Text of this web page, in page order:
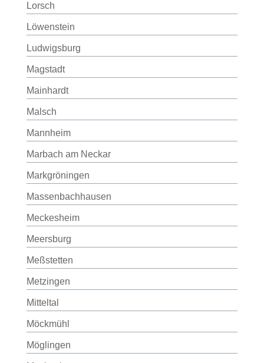
Lorsch
Löwenstein
Ludwigsburg
Magstadt
Mainhardt
Malsch
Mannheim
Marbach am Neckar
Markgröningen
Massenbachhausen
Meckesheim
Meersburg
Meßstetten
Metzingen
Mitteltal
Möckmühl
Möglingen